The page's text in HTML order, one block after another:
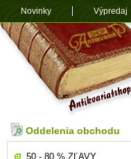
Oddelenia obchodu
50 - 80 % ZĽAVY
Novinky Výpredaj